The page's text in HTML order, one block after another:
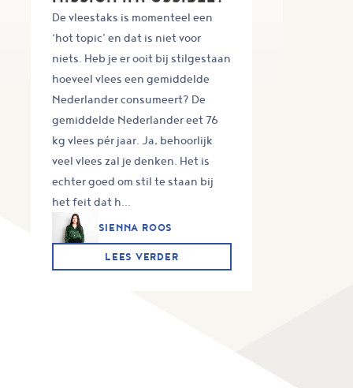
De vleestaks is momenteel een
‘hot topic’ en dat is niet voor
niets. Heb je er ooit bij stilgestaan
hoeveel vlees een gemiddelde
Nederlander consumeert? De
gemiddelde Nederlander eet 76
kg vlees pér jaar. Ja, behoorlijk
veel vlees zal je denken. Het is
echter goed om stil te staan bij
het feit dat h...
SIENNA ROOS
LEES VERDER